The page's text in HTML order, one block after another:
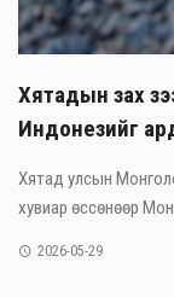
Хятадын зах
Индонезийг
Хятад улсын
хувиар өссөнөөр
2026-05-29